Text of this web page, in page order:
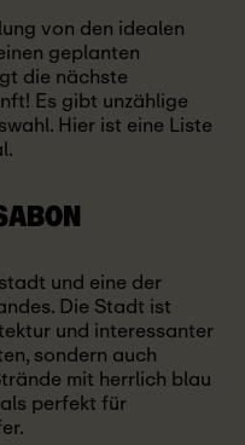
von den idealen
geplanten
die nächste
Es gibt unzählige
Hier ist eine Liste
und eine der
Die Stadt ist
und interessanter
sondern auch
mit herrlich blau
perfekt für